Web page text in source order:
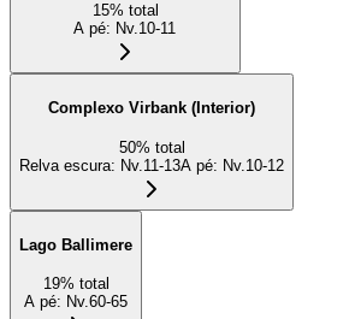
15% total
A pé: Nv.10-11
Complexo Virbank (Interior)
50% total
Relva escura: Nv.11-13A pé: Nv.10-12
Lago Ballimere
19% total
A pé: Nv.60-65